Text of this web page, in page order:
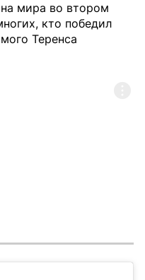
мира во втором
кто победил
Теренса